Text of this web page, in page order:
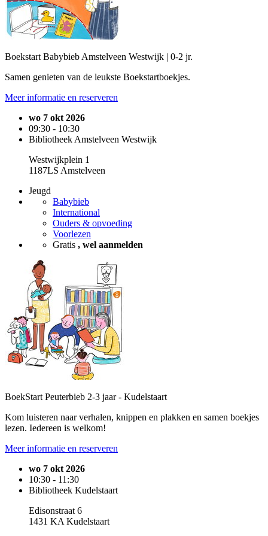
Boekstart Babybieb Amstelveen Westwijk | 0-2 jr.
Samen genieten van de leukste Boekstartboekjes.
Meer informatie en reserveren
wo 7 okt 2026
09:30 - 10:30
Bibliotheek Amstelveen Westwijk
Westwijkplein 1
1187LS Amstelveen
Jeugd
Babybieb
International
Ouders & opvoeding
Voorlezen
Gratis , wel aanmelden
BoekStart Peuterbieb 2-3 jaar - Kudelstaart
Kom luisteren naar verhalen, knippen en plakken en samen boekjes
lezen. Iedereen is welkom!
Meer informatie en reserveren
wo 7 okt 2026
10:30 - 11:30
Bibliotheek Kudelstaart
Edisonstraat 6
1431 KA Kudelstaart